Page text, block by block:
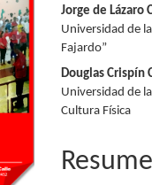
del
artículo
Jorge de Lázaro
Universidad de
Fajardo”
Douglas Crispín
Universidad de
Cultura Física